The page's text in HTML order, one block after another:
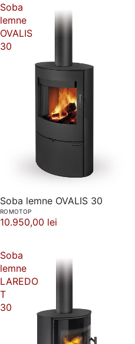
Soba
lemne
OVALIS
30
Soba lemne OVALIS 30
ROMOTOP
10.950,00 lei
Soba
lemne
LAREDO
T
30